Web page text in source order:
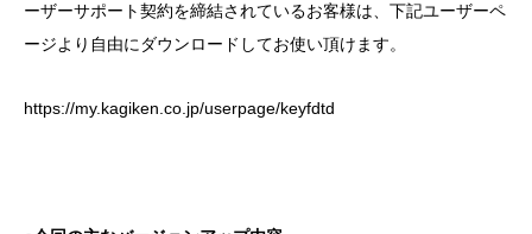
ーザーサポート契約を締結されているお客様は、下記ユーザーペ
ージより自由にダウンロードしてお使い頂けます。
https://my.kagiken.co.jp/userpage/keyfdtd